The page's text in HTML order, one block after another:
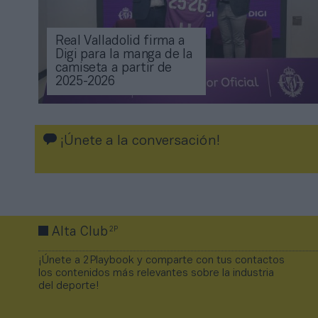
Real Valladolid firma a
Digi para la manga de la
camiseta a partir de
2025-2026
¡Únete a la conversación!
Alta Club2P
¡Únete a 2Playbook y comparte con tus contactos
los contenidos más relevantes sobre la industria
del deporte!